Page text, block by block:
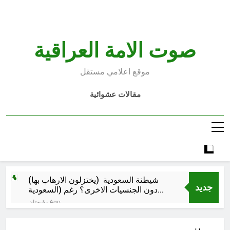
صوت الامة العراقية
موقع اعلامي مستقل
مقالات عشوائية
جديد
شيطنة السعودية (يختزلون الارهاب بها)
دون الجنسيات الاخرى؟ رغم (السعودية
تسمح ببناء الحسينيات) بينما (الاردن ومصر
تمنعها)؟ واخطر زعماء الارهاب بالعراق
دقيقتان Ago